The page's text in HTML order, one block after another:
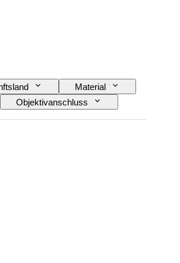
Material
Objektivanschluss
Filmart